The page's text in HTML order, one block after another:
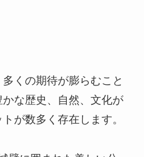
くの期待が膨らむこと
な歴史、自然、文化が
が数多く存在します。